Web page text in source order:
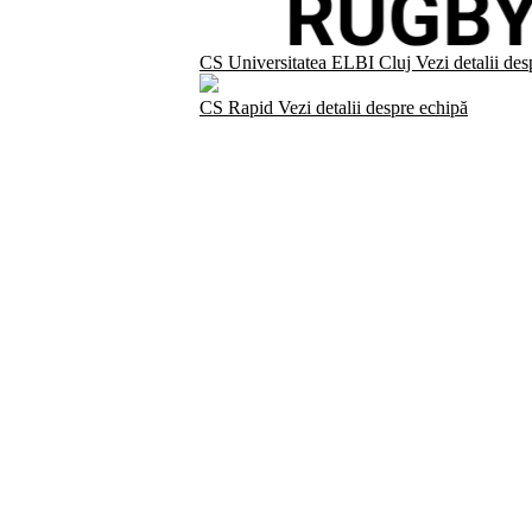
CS Universitatea ELBI Cluj Vezi detalii
CS Rapid Vezi detalii despre echipă